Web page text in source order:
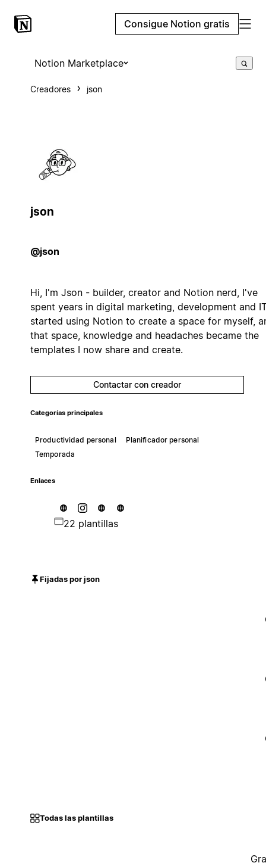
Consigue Notion gratis
Notion Marketplace
Creadores json
json
@json
Hi, I'm Json - builder, creator and Notion nerd, I've
spent years in digital marketing, development and
started using Notion to create a space for myself,
that space, knowledge and headaches became the
templates I now share and create.
Contactar con creador
Categorías principales
Productividad personal
Planificador personal
Temporada
Enlaces
22 plantillas
Fijadas por json
Todas las plantillas